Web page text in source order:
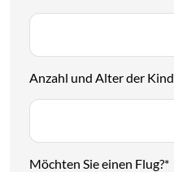
Anzahl und Alter der
Möchten Sie einen Flug?*